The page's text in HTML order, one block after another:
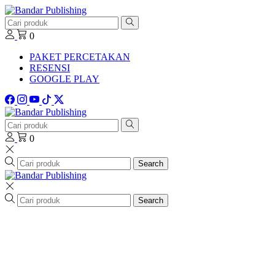
0
PAKET PERCETAKAN
RESENSI
GOOGLE PLAY
0
Search
Search